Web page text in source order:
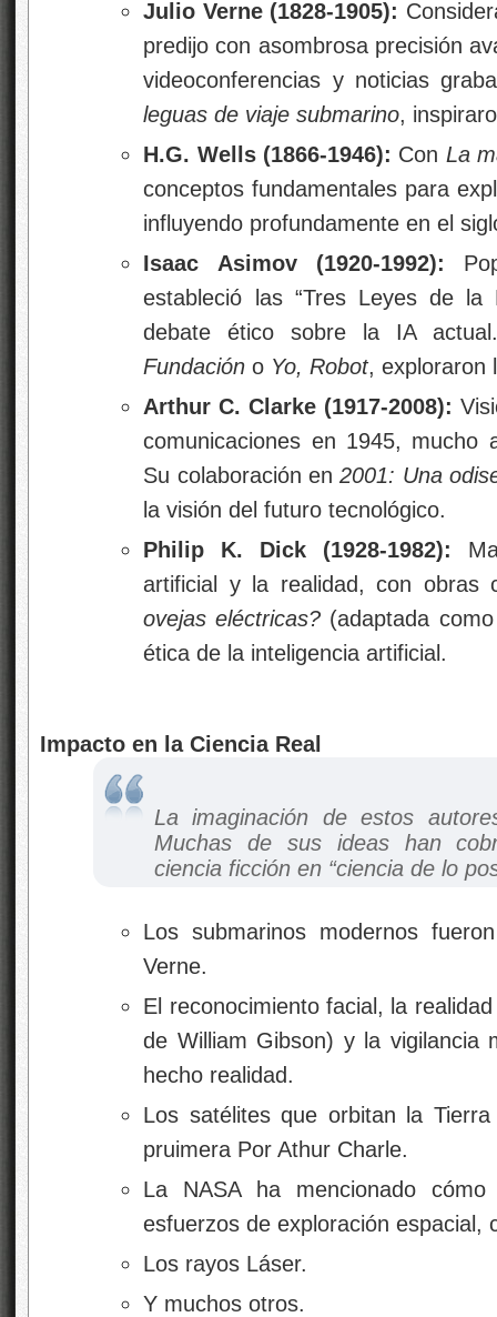
Julio Verne(1828-1905):
predijo con asombrosa precisión
videoconferencias y noticias
leguas de viaje submarino,
H.G. Wells(1866-1946): Con La
conceptos fundamentales para
influyendo profundamente en el
Isaac Asimov(1920-1992):
estableció las “Tres Leyes de la
debate ético sobre la IA
Fundación o Yo, Robot, exploraron
Arthur C. Clarke (1917-2008):
comunicaciones en 1945, mucho
Su colaboración en2001: Una
la visión del futuro tecnológico.
Philip K. Dick (1928-1982):
artificial y la realidad, con obras
ovejas eléctricas? (adaptada
ética de la inteligencia artificial.
Impacto en la Ciencia Real
La imaginación de estos
Muchas de sus ideas han
ciencia ficción en “ciencia de lo
Los submarinos modernos
Verne.
El reconocimiento facial, la
de William Gibson) y la vigilancia
hecho realidad.
Los satélites que orbitan la
pruimera Por Athur Charle.
La NASAha mencionado
esfuerzos de exploración espacial,
Los rayos Láser.
Y muchos otros.